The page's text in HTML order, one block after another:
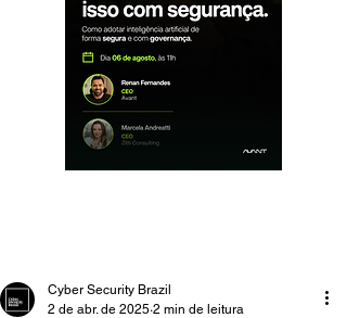
Cyber Security Brazil
2 de abr. de 2025 2 min de leitura